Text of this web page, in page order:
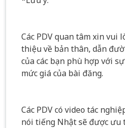
Các PDV quan tâm xin vui
thiệu về bản thân, dẫn
của các bạn phù hợp với
mức giá của bài đăng.
Các PDV có video tác
nói tiếng Nhật sẽ được ưu